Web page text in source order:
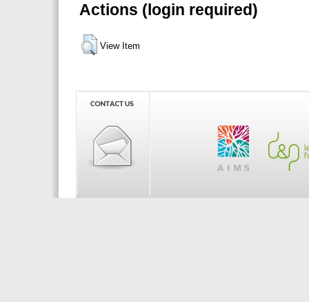
Actions (login required)
View Item